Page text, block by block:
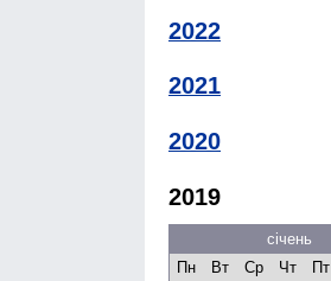
2022
2021
2020
2019
січень
Пн
Вт Ср Чт Пт